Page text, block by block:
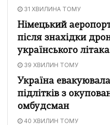
31 ХВИЛИНА ТОМУ
Німецький
після знахідки
українського літака
39 ХВИЛИН ТОМУ
Україна
підлітків з
омбудсман
40 ХВИЛИН ТОМУ